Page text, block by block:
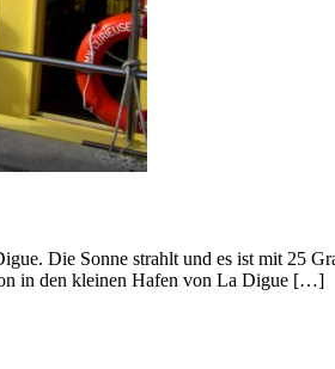
Die Sonne strahlt und es ist mit 25
in den kleinen Hafen von La Digue […]